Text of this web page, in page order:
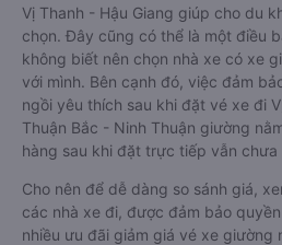
Vị Thanh - Hậu Giang giúp cho du
chọn. Đây cũng có thể là một điều
không biết nên chọn nhà xe có xe
với mình. Bên cạnh đó, việc đảm
ngồi yêu thích sau khi đặt vé xe đi
Thuận Bắc - Ninh Thuận giường
hàng sau khi đặt trực tiếp vẫn chưa
Cho nên để dễ dàng so sánh giá,
các nhà xe đi, được đảm bảo
nhiều ưu đãi giảm giá vé xe giường